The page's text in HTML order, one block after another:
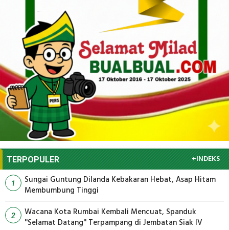
TERPOPULER +INDEKS
1
Sungai Guntung Dilanda Kebakaran Hebat, Asap Hitam
Membumbung Tinggi
2
Wacana Kota Rumbai Kembali Mencuat, Spanduk
''Selamat Datang'' Terpampang di Jembatan Siak IV